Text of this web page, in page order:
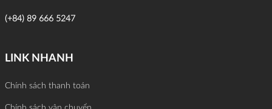
(+84) 89 666 5247
LINK NHANH
Chính sách thanh toán